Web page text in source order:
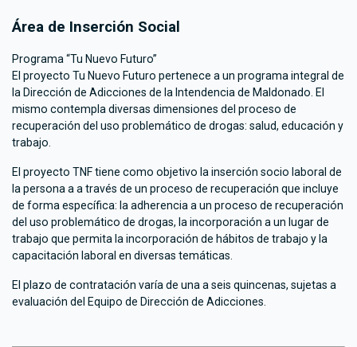
Área de Inserción Social
Programa “Tu Nuevo Futuro”
El proyecto Tu Nuevo Futuro pertenece a un programa integral de
la Dirección de Adicciones de la Intendencia de Maldonado. El
mismo contempla diversas dimensiones del proceso de
recuperación del uso problemático de drogas: salud, educación y
trabajo.
El proyecto TNF tiene como objetivo la inserción socio laboral de
la persona a a través de un proceso de recuperación que incluye
de forma específica: la adherencia a un proceso de recuperación
del uso problemático de drogas, la incorporación a un lugar de
trabajo que permita la incorporación de hábitos de trabajo y la
capacitación laboral en diversas temáticas.
El plazo de contratación varía de una a seis quincenas, sujetas a
evaluación del Equipo de Dirección de Adicciones.